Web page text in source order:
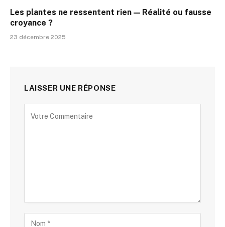
Les plantes ne ressentent rien — Réalité ou fausse
croyance ?
23 décembre 2025
LAISSER UNE RÉPONSE